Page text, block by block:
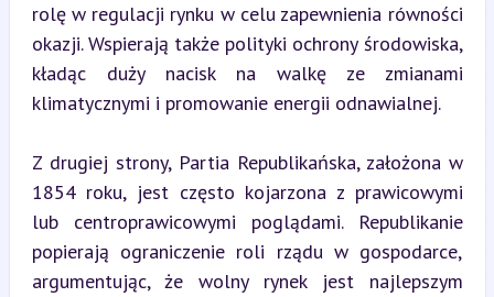
rolę w regulacji rynku w celu zapewnienia równości
okazji. Wspierają także polityki ochrony środowiska,
kładąc duży nacisk na walkę ze zmianami
klimatycznymi i promowanie energii odnawialnej.
Z drugiej strony, Partia Republikańska, założona w
1854 roku, jest często kojarzona z prawicowymi
lub centroprawicowymi poglądami. Republikanie
popierają ograniczenie roli rządu w gospodarce,
argumentując, że wolny rynek jest najlepszym